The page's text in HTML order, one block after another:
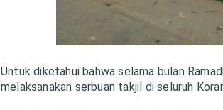
Untuk diketahui bahwa selama bulan
melaksanakan serbuan takjil di seluruh